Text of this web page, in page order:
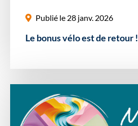
Publié le 28 janv. 2026
Le bonus vélo est de retour !